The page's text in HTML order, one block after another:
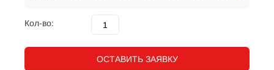
Кол-во:
ОСТАВИТЬ ЗАЯВКУ